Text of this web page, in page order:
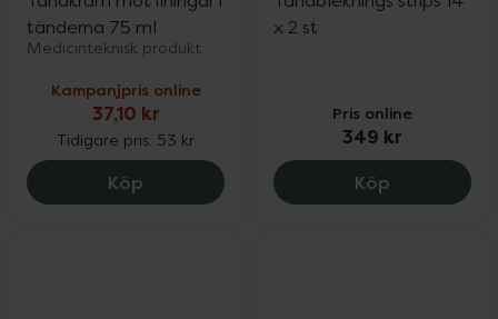
tänderna 75 ml
Medicinteknisk produkt
Kampanjpris online
37,10 kr
Tidigare pris: 53 kr
Köp Sensodyne Repair & Protect
x 2 st
Pris online
349 kr
Köp Dentway